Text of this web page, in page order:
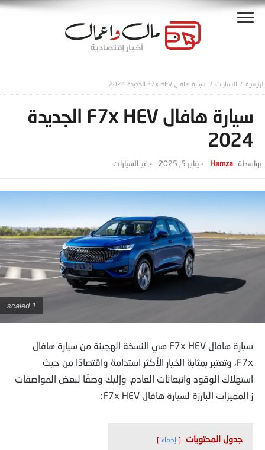
السيارات سيارة هافال F7x HEV الجديدة 2024
سيارة هافال F7x HEV الجديدة
2024
Hamza
- يناير 5, 2025 - ‎في السيارات
1 scaled
سيارة هافال F7x HEV هي النسخة الهجينة من سيارة هافال
F7x، وتعتبر بمثابة الخيار الأكثر استدامة واقتصادًا من حيث
استهلاك الوقود وانبعاثات العادم. وإليك وصفًا لبعض المواصفات
ز المميزات البارزة لسيارة هافال F7x HEV:
جدول المحتويات إخفاء